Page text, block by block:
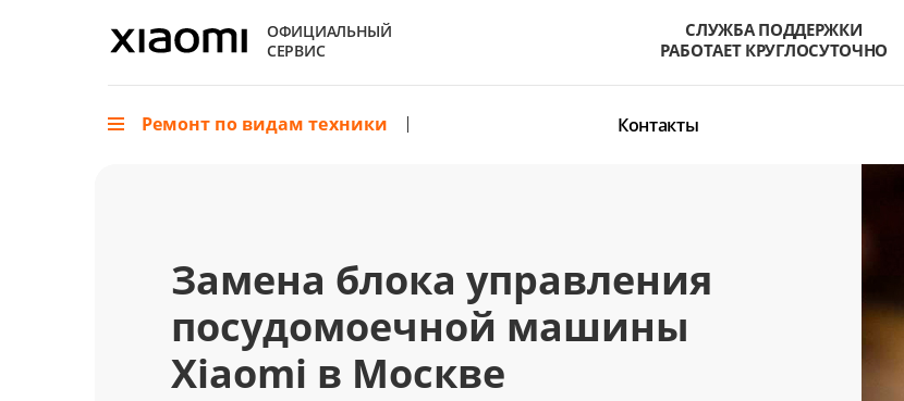
ОФИЦИАЛЬНЫЙ
СЕРВИС
СЛУЖБА ПОДДЕРЖКИ
РАБОТАЕТ КРУГЛОСУТОЧНО
Ремонт по видам техники Контакты
Замена блока управления
посудомоечной машины
Xiaomi в Москве